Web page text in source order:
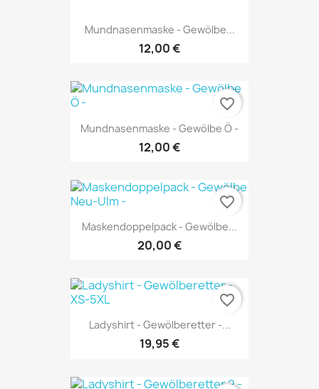
Mundnasenmaske - Gewölbe...
12,00 €
Mundnasenmaske - Gewölbe Ö -
12,00 €
favorite_border
Maskendoppelpack - Gewölbe...
20,00 €
favorite_border
Ladyshirt - Gewölberetter -...
19,95 €
favorite_border